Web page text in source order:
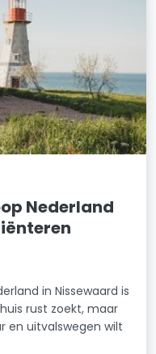
Nederland
in Nissewaard is
rust zoekt, maar
en uitvalswegen wilt